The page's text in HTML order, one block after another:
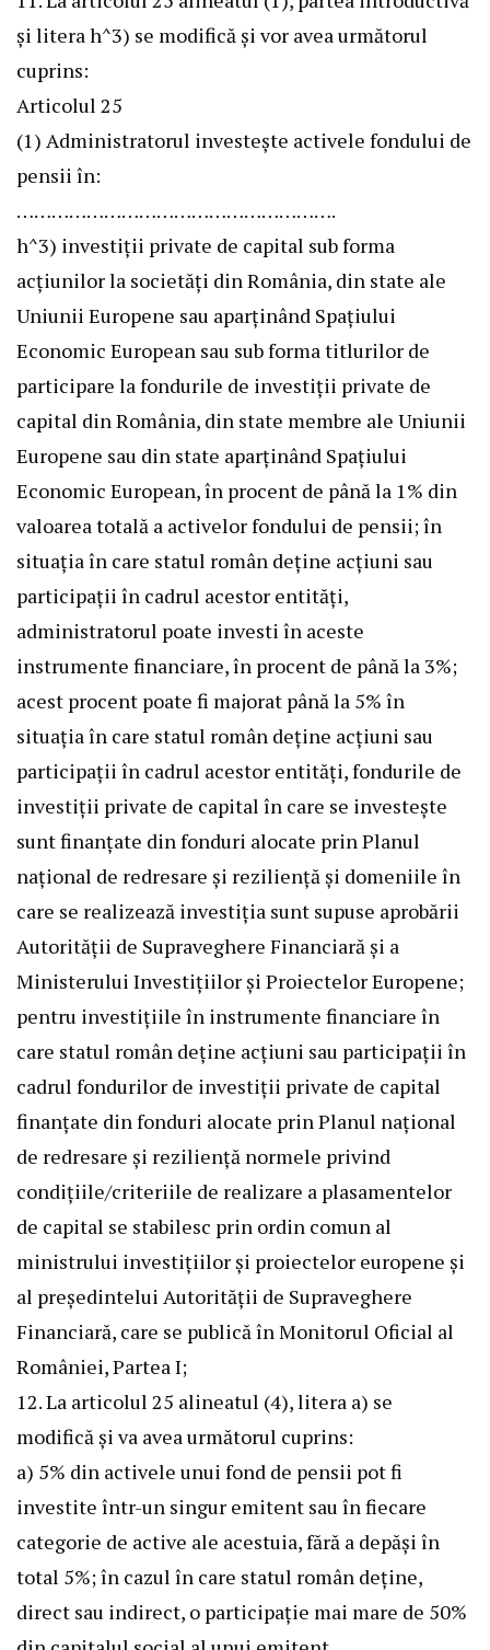
și litera h^3) se modifică și vor avea următorul
cuprins:
Articolul 25
(1) Administratorul investește activele fondului de
pensii în:
……………………………………………….
h^3) investiții private de capital sub forma
acțiunilor la societăți din România, din state ale
Uniunii Europene sau aparținând Spațiului
Economic European sau sub forma titlurilor de
participare la fondurile de investiții private de
capital din România, din state membre ale Uniunii
Europene sau din state aparținând Spațiului
Economic European, în procent de până la 1% din
valoarea totală a activelor fondului de pensii; în
situația în care statul român deține acțiuni sau
participații în cadrul acestor entități,
administratorul poate investi în aceste
instrumente financiare, în procent de până la 3%;
acest procent poate fi majorat până la 5% în
situația în care statul român deține acțiuni sau
participații în cadrul acestor entități, fondurile de
investiții private de capital în care se investește
sunt finanțate din fonduri alocate prin Planul
național de redresare și reziliență și domeniile în
care se realizează investiția sunt supuse aprobării
Autorității de Supraveghere Financiară și a
Ministerului Investițiilor și Proiectelor Europene;
pentru investițiile în instrumente financiare în
care statul român deține acțiuni sau participații în
cadrul fondurilor de investiții private de capital
finanțate din fonduri alocate prin Planul național
de redresare și reziliență normele privind
condițiile/criteriile de realizare a plasamentelor
de capital se stabilesc prin ordin comun al
ministrului investițiilor și proiectelor europene și
al președintelui Autorității de Supraveghere
Financiară, care se publică în Monitorul Oficial al
României, Partea I;
12. La articolul 25 alineatul (4), litera a) se
modifică și va avea următorul cuprins:
a) 5% din activele unui fond de pensii pot fi
investite într-un singur emitent sau în fiecare
categorie de active ale acestuia, fără a depăși în
total 5%; în cazul în care statul român deține,
direct sau indirect, o participație mai mare de 50%